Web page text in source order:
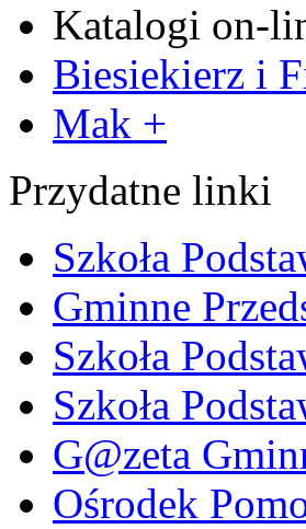
Katalogi on-
Biesiekierz i
Mak +
Przydatne linki
Szkoła
Gminne
Szkoła
Szkoła
G@zeta
Ośrodek